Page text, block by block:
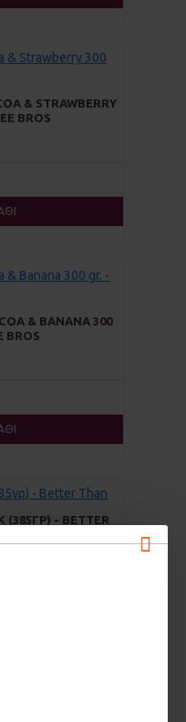
& STRAWBERRY
BROS
& BANANA 300
BROS
- BETTER